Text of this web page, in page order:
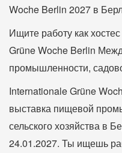
Woche Berlin 2027 в
Ищите работу как
Grüne Woche Berlin
промышленности,
Internationale Grüne
выставка пищевой
сельского хозяйства в
24.01.2027. Ты ищешь